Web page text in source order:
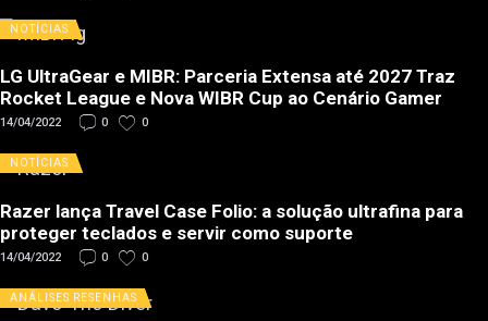
NOTÍCIAS
LG UltraGear e MIBR: Parceria Extensa até 2027 Traz
Rocket League e Nova WIBR Cup ao Cenário Gamer
14/04/2022 0 0
NOTÍCIAS
Razer lança Travel Case Folio: a solução ultrafina para
proteger teclados e servir como suporte
14/04/2022 0 0
ANÁLISES RESENHAS